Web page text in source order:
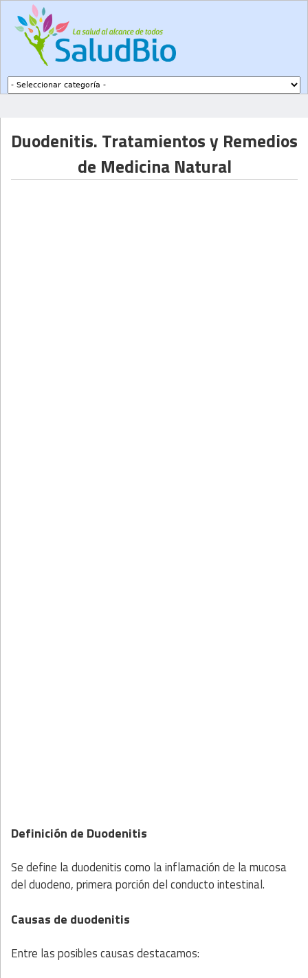
Duodenitis. Tratamientos y Remedios
de Medicina Natural
Definición de Duodenitis
Se define la duodenitis como la inflamación de la mucosa
del duodeno, primera porción del conducto intestinal.
Causas de duodenitis
Entre las posibles causas destacamos: